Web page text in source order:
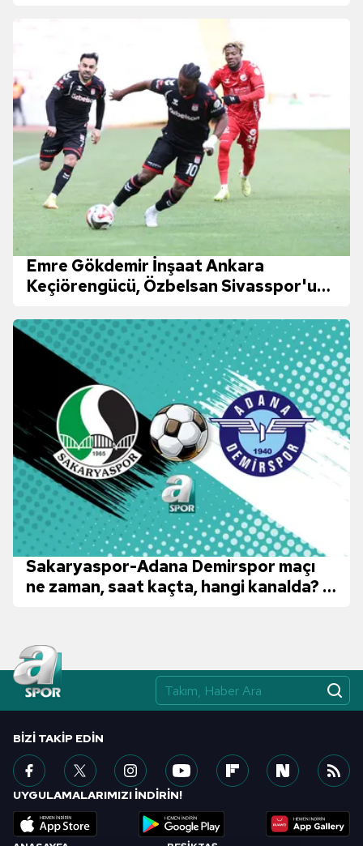
Emre Gökdemir İnşaat Ankara
Keçiörengücü, Özbelsan Sivasspor'u
Sakaryaspor-Adana Demirspor maçı
ne zaman, saat kaçta, hangi kanalda? |
BIZI TAKIP EDIN
UYGULAMALARIMIZI İNDİRİN!